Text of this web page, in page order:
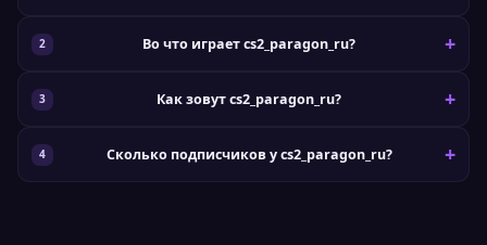
Во что играет cs2_paragon_ru?
Как зовут cs2_paragon_ru?
Сколько подписчиков у cs2_paragon_ru?